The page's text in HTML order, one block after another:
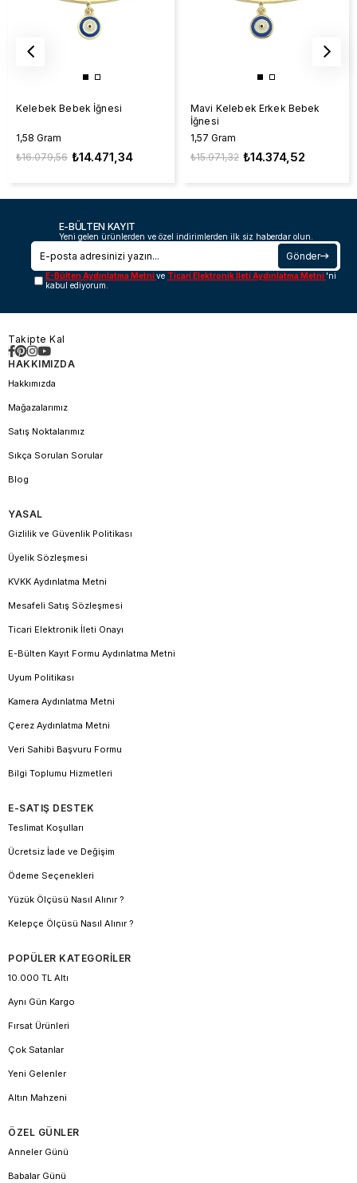
Kelebek Bebek İğnesi
1,58 Gram
₺14.471,34
₺16.079,56
Mavi Kelebek Erkek Bebek
İğnesi
1,57 Gram
₺14.374,52
₺15.971,32
E-BÜLTEN KAYIT
Yeni gelen ürünlerden ve özel indirimlerden ilk siz haberdar olun.
Gönder
E-Bülten Aydınlatma Metnive Ticari Elektronik İleti Aydınlatma Metni 'ni
kabul ediyorum.
Takipte Kal
HAKKIMIZDA
Hakkımızda
Mağazalarımız
Satış Noktalarımız
Sıkça Sorulan Sorular
Blog
YASAL
Gizlilik ve Güvenlik Politikası
Üyelik Sözleşmesi
KVKK Aydınlatma Metni
Mesafeli Satış Sözleşmesi
Ticari Elektronik İleti Onayı
E-Bülten Kayıt Formu Aydınlatma Metni
Uyum Politikası
Kamera Aydınlatma Metni
Çerez Aydınlatma Metni
Veri Sahibi Başvuru Formu
Bilgi Toplumu Hizmetleri
E-SATIŞ DESTEK
Teslimat Koşulları
Ücretsiz İade ve Değişim
Ödeme Seçenekleri
Yüzük Ölçüsü Nasıl Alınır ?
Kelepçe Ölçüsü Nasıl Alınır ?
POPÜLER KATEGORİLER
10.000 TL Altı
Aynı Gün Kargo
Fırsat Ürünleri
Çok Satanlar
Yeni Gelenler
Altın Mahzeni
ÖZEL GÜNLER
Anneler Günü
Babalar Günü